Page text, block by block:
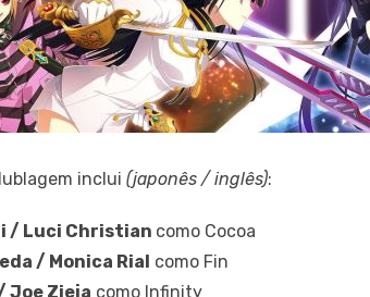
inclui (japonês / inglês):
/ Luci Christian como Cocoa
/ Monica Rial como Fin
Joe Zieja como Infinity